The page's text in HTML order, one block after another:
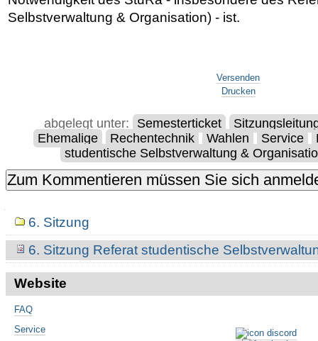
Selbstverwaltung & Organisation) - ist.
Versenden
Drucken
abgelegt unter: Semesterticket
Ehemalige
Rechentechnik Wahlen Service
studentische Selbstverwaltung &
Navigation6. Sitzung
6. Sitzung Referat studentische
Website
FAQ
Service